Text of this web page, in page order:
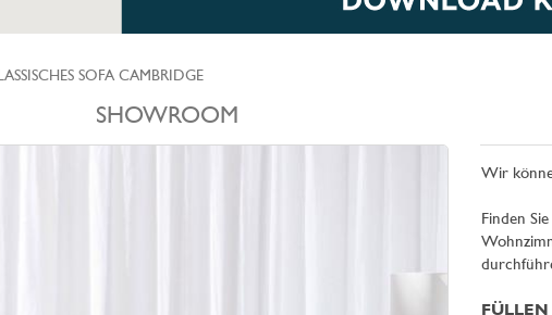
SOFA CAMBRIDGE
SHOWROOM
Wir
Finden
FÜLLEN